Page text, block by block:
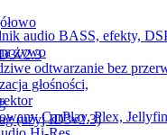
audio BASS, efekty,
żywo
odtwarzanie bez
głośności,
CarPlay, Plex,
(użyj ID3v2.3)